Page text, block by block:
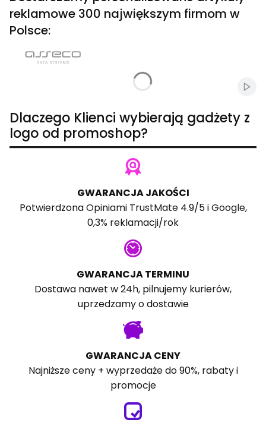
reklamowe 300 największym firmom w
Polsce:
Dlaczego Klienci wybierają gadżety z
logo od promoshop?
GWARANCJA JAKOŚCI
PotwierdzonaOpiniami TrustMate4.9/5 iGoogle,
0,3% reklamacji/rok
GWARANCJA TERMINU
Dostawa nawet w 24h, pilnujemy kurierów,
uprzedzamy o dostawie
GWARANCJA CENY
Najniższe ceny + wyprzedaże do 90%, rabaty i
promocje